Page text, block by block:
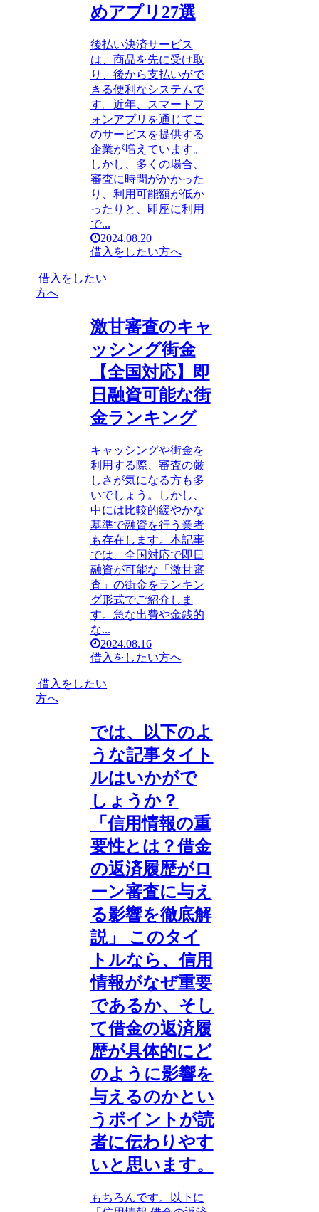
めアプリ27選
後払い決済サービス
は、商品を先に受け取
り、後から支払いがで
きる便利なシステムで
す。近年、スマートフ
ォンアプリを通じてこ
のサービスを提供する
企業が増えています。
しかし、多くの場合、
審査に時間がかかった
り、利用可能額が低か
ったりと、即座に利用
で...
2024.08.20
借入をしたい方へ
借入をしたい
方へ
激甘審査のキャ
ッシング街金
【全国対応】即
日融資可能な街
金ランキング
キャッシングや街金を
利用する際、審査の厳
しさが気になる方も多
いでしょう。しかし、
中には比較的緩やかな
基準で融資を行う業者
も存在します。本記事
では、全国対応で即日
融資が可能な「激甘審
査」の街金をランキン
グ形式でご紹介しま
す。急な出費や金銭的
な...
2024.08.16
借入をしたい方へ
借入をしたい
方へ
では、以下のよ
うな記事タイト
ルはいかがで
しょうか？
「信用情報の重
要性とは？借金
の返済履歴がロ
ーン審査に与え
る影響を徹底解
説」 このタイ
トルなら、信用
情報がなぜ重要
であるか、そし
て借金の返済履
歴が具体的にど
のように影響を
与えるのかとい
うポイントが読
者に伝わりやす
いと思います。
もちろんです。以下に